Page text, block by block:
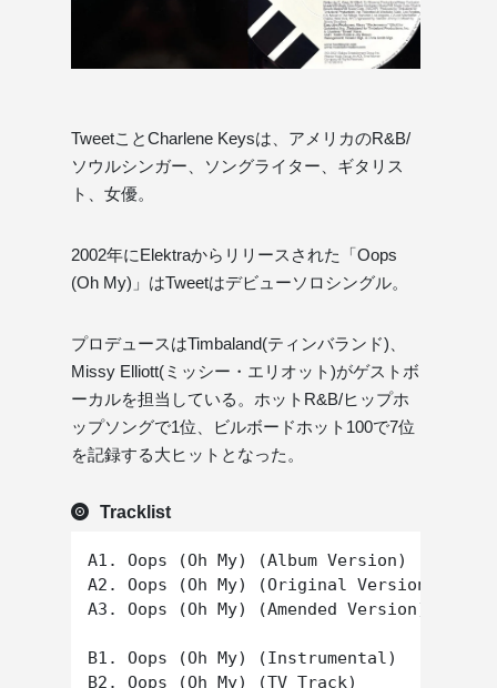
TweetことCharlene Keysは、アメリカのR&B/
ソウルシンガー、ソングライター、ギタリス
ト、女優。
2002年にElektraからリリースされた「Oops
(Oh My)」はTweetはデビューソロシングル。
プロデュースはTimbaland(ティンバランド)、
Missy Elliott(ミッシー・エリオット)がゲストボ
ーカルを担当している。ホットR&B/ヒップホ
ップソングで1位、ビルボードホット100で7位
を記録する大ヒットとなった。
Tracklist
A1. Oops (Oh My) (Album Version)
A2. Oops (Oh My) (Original Version)
A3. Oops (Oh My) (Amended Version)
B1. Oops (Oh My) (Instrumental)
B2. Oops (Oh My) (TV Track)